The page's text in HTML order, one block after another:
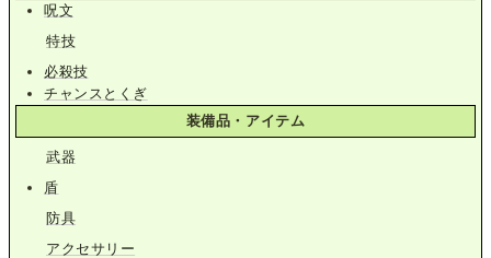
呪文
特技
必殺技
チャンスとくぎ
装備品・アイテム
武器
盾
防具
アクセサリー